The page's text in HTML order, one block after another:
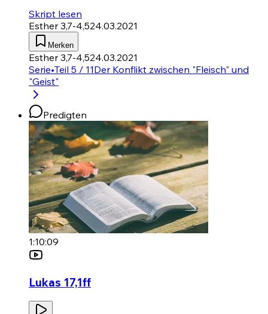
Skript lesen
Esther 3,7-4,524.03.2021
Merken
Esther 3,7-4,524.03.2021
Serie•Teil 5 / 11Der Konflikt zwischen "Fleisch" und
"Geist"
Predigten
1:10:09
Lukas 17,1ff